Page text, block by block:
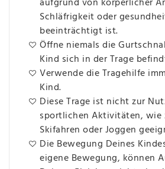
aufgrund von körperlicher
Schläfrigkeit oder
beeinträchtigt ist.
Öffne niemals die
Kind sich in der Trage
Verwende die Tragehilfe
Kind.
Diese Trage ist nicht zur
sportlichen Aktivitäten, wie
Skifahren oder Joggen
Die Bewegung Deines
eigene Bewegung, können